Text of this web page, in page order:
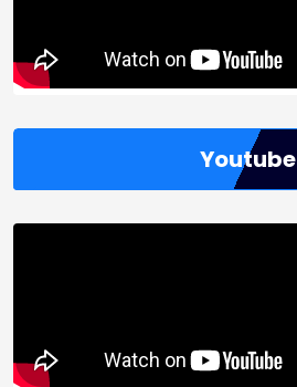
Youtube